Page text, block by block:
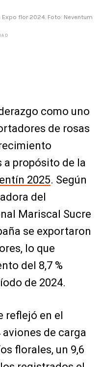
flor 2024. Foto: Neventum
como uno
de rosas
propósito de la
2025. Según
del
Mariscal Sucre
se exportaron
lo que
del 8,7 %
de 2024.
reflejó en el
aviones de carga
florales, un 9,6